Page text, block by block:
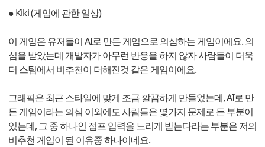
● Kiki (게임에 관한 일상)
이 게임은 유저들이 AI로 만든 게임으로 의심하는 게임이에요. 의
심을 받았는데 개발자가 아무런 반응을 하지 않자 사람들이 더욱
더 스팀에서 비추천이 더해진것 같은 게임이에요.
그래픽은 최근 스타일에 맞게 조금 깔끔하게 만들었는데, AI로 만
든 게임이라는 의심 이외에도 사람들은 몇가지 문제로 든 부분이
있는데, 그 중 하나인 점프 입력을 느리게 받는다라는 부분은 저의
비추천 게임이 된 이유중 하나이네요.